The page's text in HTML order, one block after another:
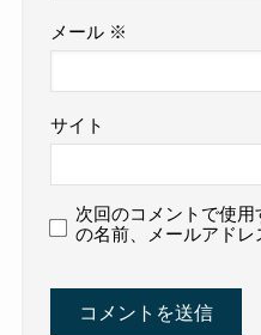
メール ※
サイト
次回のコメントで使
の名前、メールアドレ